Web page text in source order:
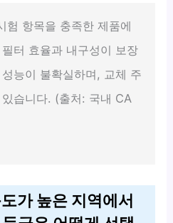
험 항목을 충족한 제품에
터 효율과 내구성이 보장
능이 불확실하며, 교체 주
습니다. (출처: 국내 CA
가 높은 지역에서